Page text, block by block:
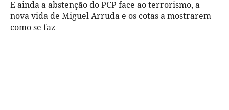
E ainda a abstenção do PCP face ao terrorismo, a
nova vida de Miguel Arruda e os cotas a mostrarem
como se faz